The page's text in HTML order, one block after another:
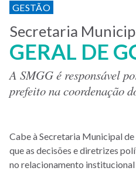
Menu
-
site
SMGG
GESTÃO
Secretaria
GERAL DE
A SMGG é responsável
prefeito na coordenação
Cabe à Secretaria Municipal
que as decisões e diretrizes
no relacionamento